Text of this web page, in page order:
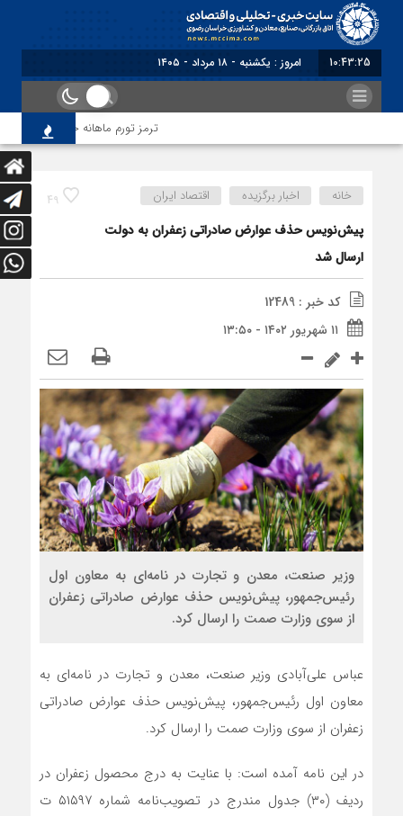
10:43:25 امروز : یکشنبه - ۱۸ مرداد - ۱۴۰۵
ترمز تورم ماهانه خراسان رضوی
49 خانه اخبار برگزیده اقتصاد ایران
پیش‌نویس حذف عوارض صادراتی زعفران به دولت
ارسال شد
کد خبر : 12489
۱۱ شهریور ۱۴۰۲ - ۱۳:۵۰
وزیر صنعت، معدن و تجارت در نامه‌ای به معاون اول
رئیس‌جمهور، پیش‌نویس حذف عوارض صادراتی زعفران
از سوی وزارت صمت را ارسال کرد.
عباس علی‌آبادی وزیر صنعت، معدن و تجارت در نامه‌ای به
معاون اول رئیس‌جمهور، پیش‌نویس حذف عوارض صادراتی
زعفران از سوی وزارت صمت را ارسال کرد.
در این نامه آمده است: با عنایت به درج محصول زعفران در
ردیف (۳۰) جدول مندرج در تصویب‌نامه شماره ۵۱۵۹۷ ت